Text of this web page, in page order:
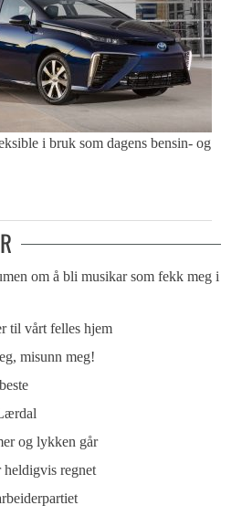
i bruk som dagens bensin- og
om å bli musikar som fekk meg i
til vårt felles hjem
misunn meg!
og lykken går
heldigvis regnet